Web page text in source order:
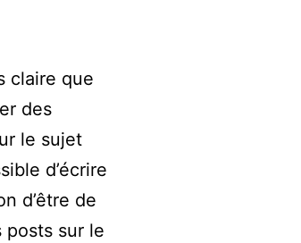
claire que
des
le sujet
d’écrire
d’être de
posts sur le